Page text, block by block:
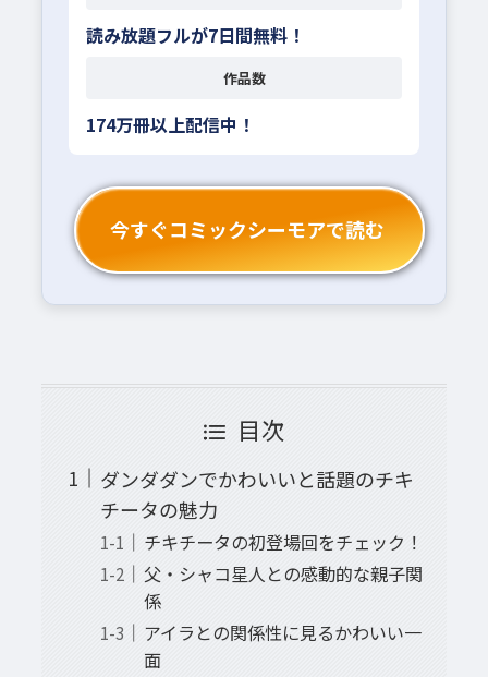
読み放題フルが7日間無料！
作品数
174万冊以上配信中！
今すぐコミックシーモアで読む
目次
ダンダダンでかわいいと話題のチキ
チータの魅力
チキチータの初登場回をチェック！
父・シャコ星人との感動的な親子関
係
アイラとの関係性に見るかわいい一
面